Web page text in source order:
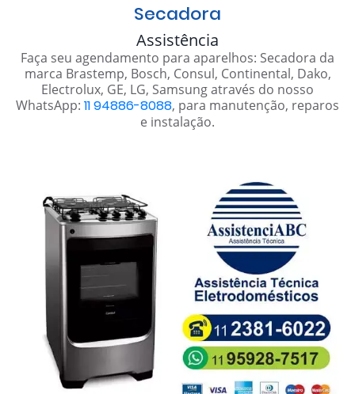
Secadora
Assistência
Faça seu agendamento para aparelhos: Secadora da
marca Brastemp, Bosch, Consul, Continental, Dako,
Electrolux, GE, LG, Samsung através do nosso
WhatsApp: 11 94886-8088, para manutenção, reparos
e instalação.